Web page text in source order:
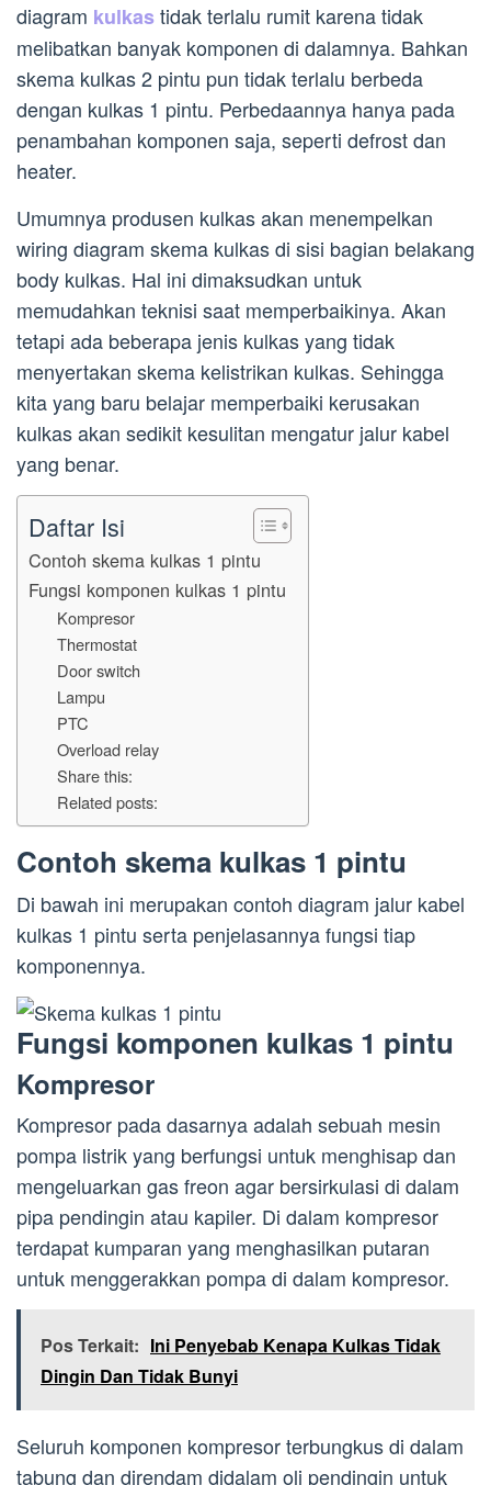
diagram kulkastidak terlalu rumit karena tidak
melibatkan banyak komponen di dalamnya. Bahkan
skema kulkas 2 pintu pun tidak terlalu berbeda
dengan kulkas 1 pintu. Perbedaannya hanya pada
penambahan komponen saja, seperti defrost dan
heater.
Umumnya produsen kulkas akan menempelkan
wiring diagram skema kulkas di sisi bagian belakang
body kulkas. Hal ini dimaksudkan untuk
memudahkan teknisi saat memperbaikinya. Akan
tetapi ada beberapa jenis kulkas yang tidak
menyertakan skema kelistrikan kulkas. Sehingga
kita yang baru belajar memperbaiki kerusakan
kulkas akan sedikit kesulitan mengatur jalur kabel
yang benar.
Daftar Isi
Contoh skema kulkas 1 pintu
Fungsi komponen kulkas 1 pintu
Kompresor
Thermostat
Door switch
Lampu
PTC
Overload relay
Share this:
Related posts:
Contoh skema kulkas 1 pintu
Di bawah ini merupakan contoh diagram jalur kabel
kulkas 1 pintu serta penjelasannya fungsi tiap
komponennya.
Fungsi komponen kulkas 1 pintu
Kompresor
Kompresor pada dasarnya adalah sebuah mesin
pompa listrik yang berfungsi untuk menghisap dan
mengeluarkan gas freon agar bersirkulasi di dalam
pipa pendingin atau kapiler. Di dalam kompresor
terdapat kumparan yang menghasilkan putaran
untuk menggerakkan pompa di dalam kompresor.
Pos Terkait: Ini Penyebab Kenapa Kulkas Tidak
Dingin Dan Tidak Bunyi
Seluruh komponen kompresor terbungkus di dalam
tabung dan direndam didalam oli pendingin untuk